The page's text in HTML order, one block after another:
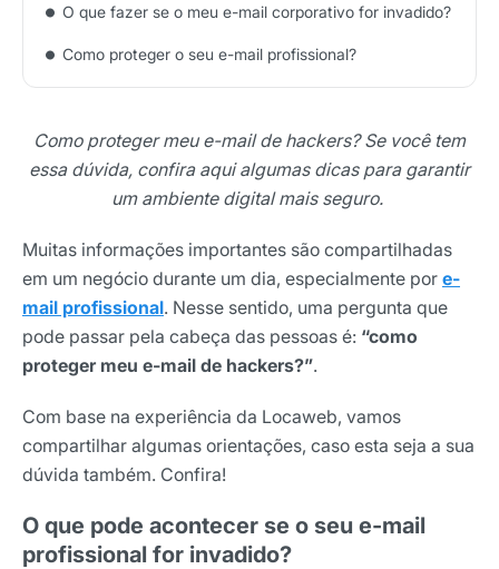
O que fazer se o meu e-mail corporativo for invadido?
Como proteger o seu e-mail profissional?
Como proteger meu e-mail de hackers? Se você tem
essa dúvida, confira aqui algumas dicas para garantir
um ambiente digital mais seguro.
Muitas informações importantes são compartilhadas
em um negócio durante um dia, especialmente por e-
mail profissional. Nesse sentido, uma pergunta que
pode passar pela cabeça das pessoas é: “como
proteger meu e-mail de hackers?”.
Com base na experiência da Locaweb, vamos
compartilhar algumas orientações, caso esta seja a sua
dúvida também. Confira!
O que pode acontecer se o seu e-mail
profissional for invadido?